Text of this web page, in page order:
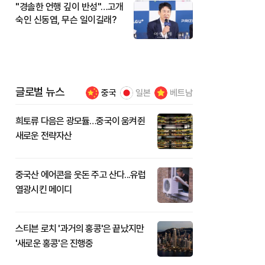
"경솔한 언행 깊이 반성"…고개
숙인 신동엽, 무슨 일이길래?
글로벌 뉴스 중국 일본 베트남
희토류 다음은 광모듈…중국이 움켜쥔
새로운 전략자산
중국산 에어콘을 웃돈 주고 산다...유럽
열광시킨 메이디
스티븐 로치 '과거의 홍콩'은 끝났지만
'새로운 홍콩'은 진행중